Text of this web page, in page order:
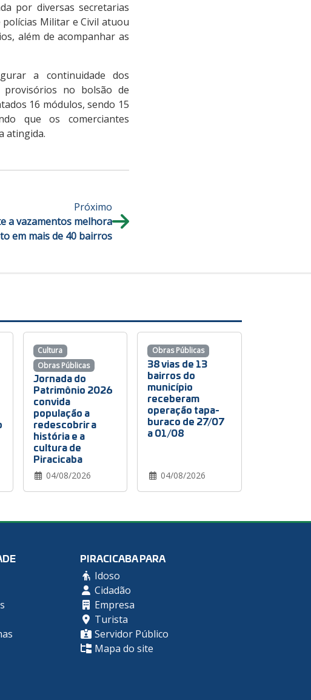
por diversas secretarias
polícias Militar e Civil atuou
além de acompanhar as
a continuidade dos
provisórios no bolsão de
16 módulos, sendo 15
que os comerciantes
atingida.
Próximo
a vazamentos melhora
em mais de 40 bairros
Jornada do
Patrimônio 2026
convida
população a
redescobrir a
história e a
cultura de
Piracicaba
04/08/2026
Cultura
Obras Públicas
38 vias de 13
bairros do
município
receberam
operação tapa-
buraco de 27/07
a 01/08
04/08/2026
Obras Públicas
PIRACICABA PARA
Idoso
Cidadão
Empresa
Turista
Servidor Público
Mapa do site